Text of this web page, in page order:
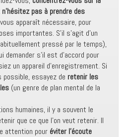
pas à prendre des
apparaît nécessaire, pour
importantes. S’il s’agit d’un
pressé par le temps),
demander s’il est d’accord pour
un appareil d’enregistrement. Si
possible, essayez de retenir les
(un genre de plan mental de la
humaines, il y a souvent le
que ce que l’on veut retenir. Il
attention pour éviter l’écoute